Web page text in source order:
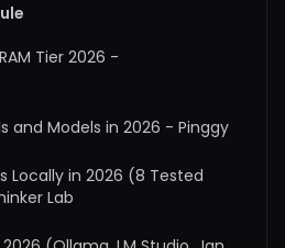
Tier 2026 -
and Models in 2026 - Pinggy
Locally in 2026 (8 Tested
Lab